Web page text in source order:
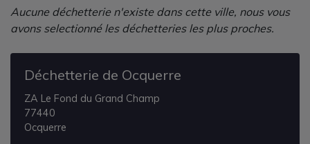
Aucune déchetterie n'existe dans cette ville, nous vous
avons selectionné les déchetteries les plus proches.
Déchetterie de Ocquerre
ZA Le Fond du Grand Champ
77440
Ocquerre